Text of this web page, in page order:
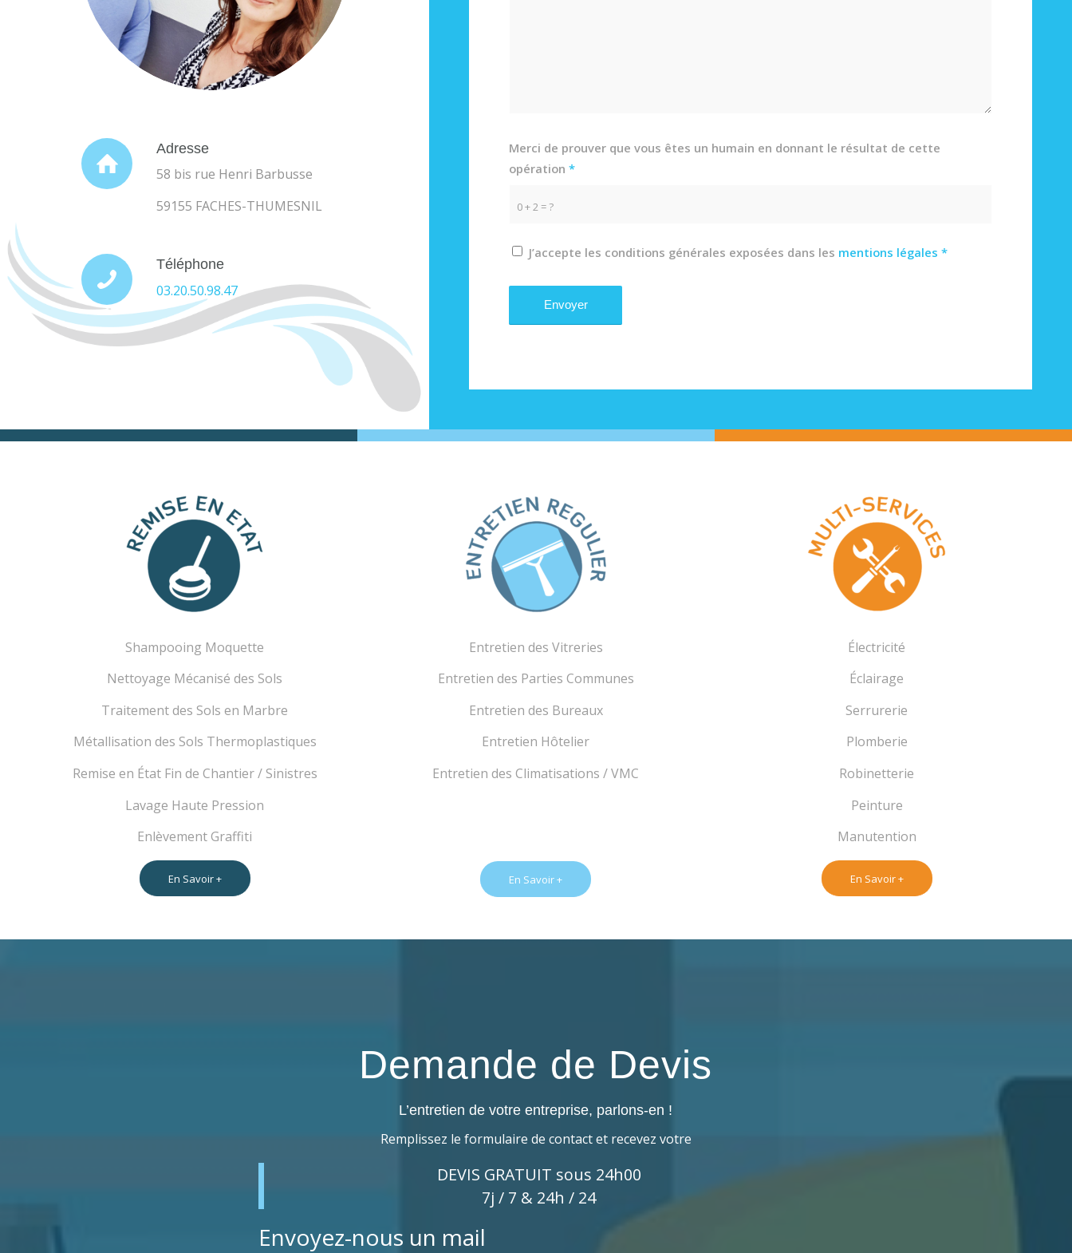
Adresse
58 bis rue Henri Barbusse
59155 FACHES-THUMESNIL
Téléphone
03.20.50.98.47
0 + 2 = ?
Merci de prouver que vous êtes un humain en donnant le résultat de cette
opération *
J’accepte les conditions générales exposées dans les mentions légales *
Shampooing Moquette
Nettoyage Mécanisé des Sols
Traitement des Sols en Marbre
Métallisation des Sols Thermoplastiques
Remise en État Fin de Chantier / Sinistres
Lavage Haute Pression
Enlèvement Graffiti
En Savoir +
Entretien des Vitreries
Entretien des Parties Communes
Entretien des Bureaux
Entretien Hôtelier
Entretien des Climatisations / VMC
En Savoir +
Électricité
Éclairage
Serrurerie
Plomberie
Robinetterie
Peinture
Manutention
En Savoir +
Demande de Devis
L’entretien de votre entreprise, parlons-en !
Remplissez le formulaire de contact et recevez votre
DEVIS GRATUIT sous 24h00
7j / 7 & 24h / 24
Envoyez-nous un mail